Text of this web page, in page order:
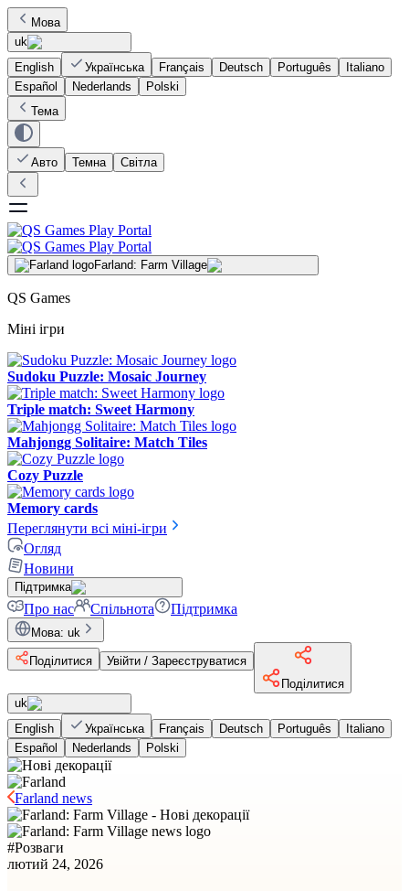
Мова
uk
English
Українська Français Deutsch Português
Italiano
Español
Nederlands
Polski
Тема
Авто Темна Світла
Farland: Farm Village
QS Games
Міні ігри
Sudoku Puzzle: Mosaic Journey
Triple match: Sweet Harmony
Mahjongg Solitaire: Match Tiles
Cozy Puzzle
Memory cards
Переглянути всі міні-ігри
Огляд
Новини
Підтримка
Про нас Спільнота Підтримка
Мова: uk
Поділитися
Увійти / Зареєструватися
Поділитися
uk
English
Українська Français Deutsch Português
Italiano
Español
Nederlands Polski
Farland news
#Розваги
лютий 24, 2026